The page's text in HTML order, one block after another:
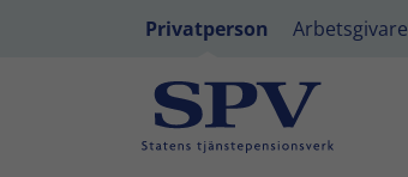
Privatperson Arbetsgivare